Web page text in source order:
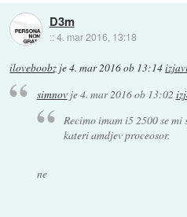
D3m
::4. mar 2016, 13:18
iloveboobz je4. mar 2016 ob 13:14
simnovje4. mar 2016 ob 13:02
Recimo imam i5 2500 se
kateri amdjev proceosor.
ne